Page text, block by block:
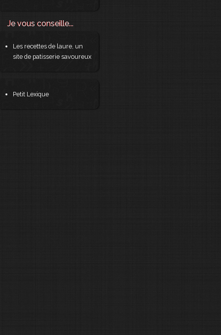
Je vous conseille...
Les recettes de laure, un
site de patisserie savoureux
Petit Lexique